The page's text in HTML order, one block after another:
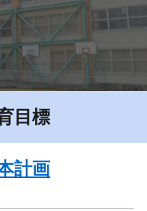
目標
計画